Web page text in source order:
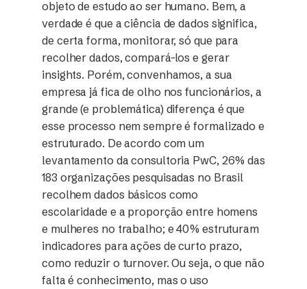
objeto de estudo ao ser humano. Bem, a
verdade é que a ciência de dados significa,
de certa forma, monitorar, só que para
recolher dados, compará-los e gerar
insights. Porém, convenhamos, a sua
empresa já fica de olho nos funcionários, a
grande (e problemática) diferença é que
esse processo nem sempre é formalizado e
estruturado. De acordo com um
levantamento da consultoria PwC, 26% das
183 organizações pesquisadas no Brasil
recolhem dados básicos como
escolaridade e a proporção entre homens
e mulheres no trabalho; e 40% estruturam
indicadores para ações de curto prazo,
como reduzir o turnover. Ou seja, o que não
falta é conhecimento, mas o uso